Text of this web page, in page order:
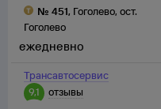
№ 451, Гоголево, ост.
Гоголево
Трансавтосервис
9,1
отзывы
ежедневно